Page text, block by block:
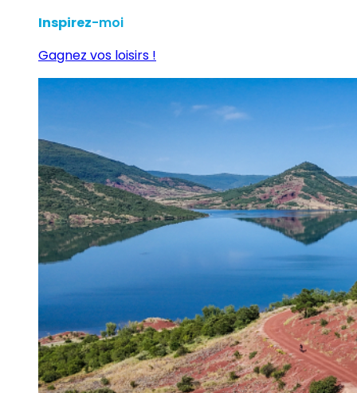
Inspirez-moi
Gagnez vos loisirs !